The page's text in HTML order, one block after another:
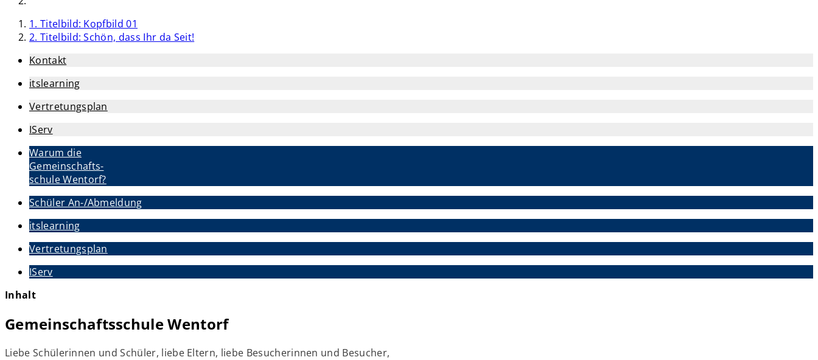
1. Titelbild: Kopfbild 01
2. Titelbild: Schön, dass Ihr da Seit!
Kontakt
itslearning
Vertretungsplan
IServ
Warum die
Gemeinschafts-
schule Wentorf?
Schüler An-/Abmeldung
itslearning
Vertretungsplan
IServ
Inhalt
Gemeinschaftsschule Wentorf
Liebe Schülerinnen und Schüler, liebe Eltern, liebe Besucherinnen und Besucher,